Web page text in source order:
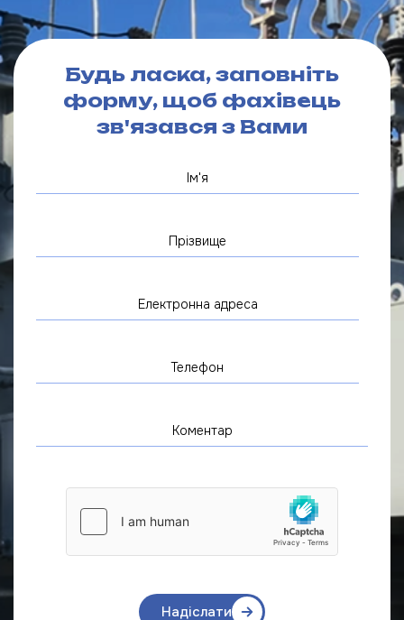
Будь ласка, заповніть
форму, щоб фахівець
зв'язався з Вами
Надіслати